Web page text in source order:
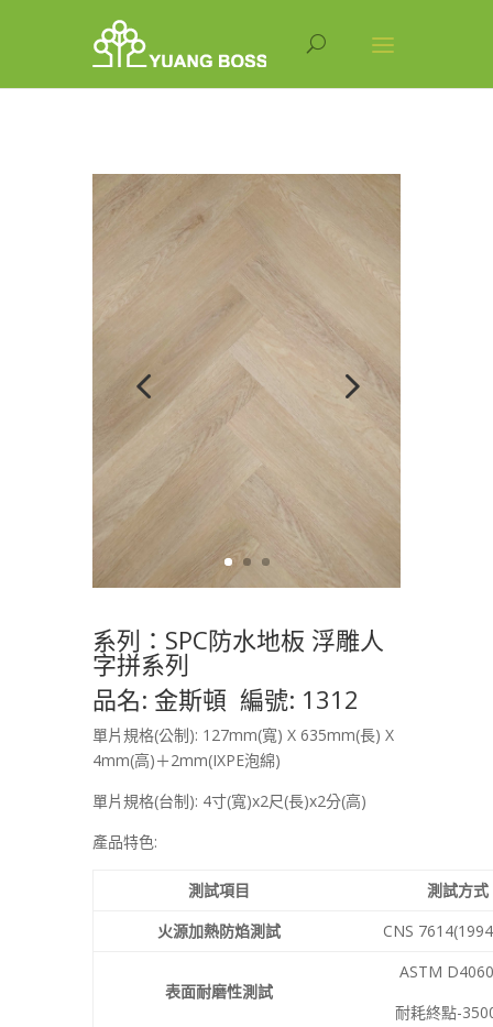
系列：SPC防水地板 浮雕人
字拼系列
品名: 金斯頓 編號: 1312
單片規格(公制): 127mm(寬) X 635mm(長) X
4mm(高)＋2mm(IXPE泡綿)
單片規格(台制): 4寸(寬)x2尺(長)x2分(高)
產品特色:
測試項目
測試方式
火源加熱防焰測試
CNS
表面耐磨性測試
ASTM
耐耗終點-